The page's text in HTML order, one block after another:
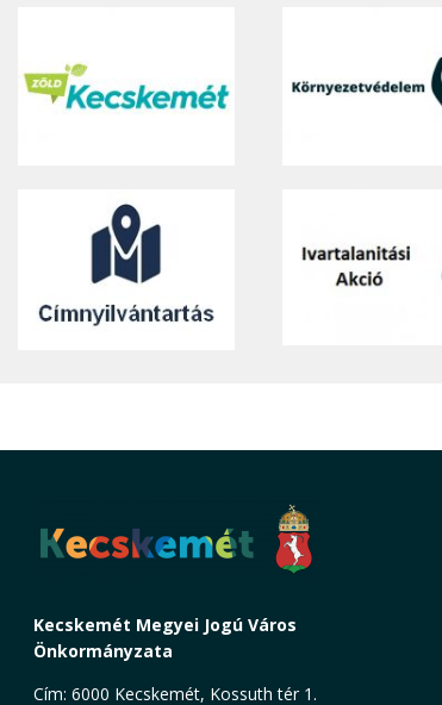
Kecskemét Megyei Jogú Város
Önkormányzata
Cím: 6000 Kecskemét, Kossuth tér 1.